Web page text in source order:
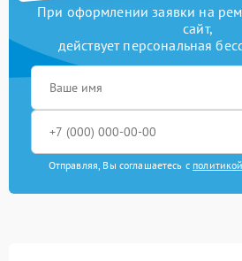
При оформлении заявки на
сайт,
действует персональная
Отправляя, Вы соглашаетесь с